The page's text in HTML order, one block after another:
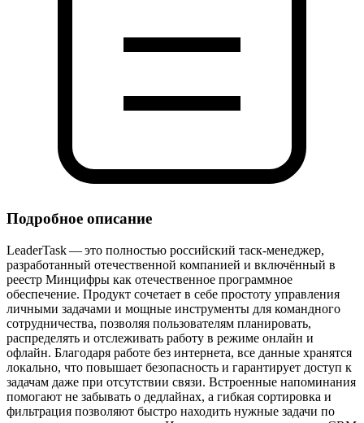
Подробное описание
LeaderTask — это полностью российский таск‑менеджер,
разработанный отечественной компанией и включённый в
реестр Минцифры как отечественное программное
обеспечение. Продукт сочетает в себе простоту управления
личными задачами и мощные инструменты для командного
сотрудничества, позволяя пользователям планировать,
распределять и отслеживать работу в режиме онлайн и
офлайн. Благодаря работе без интернета, все данные хранятся
локально, что повышает безопасность и гарантирует доступ к
задачам даже при отсутствии связи. Встроенные напоминания
помогают не забывать о дедлайнах, а гибкая сортировка и
фильтрация позволяют быстро находить нужные задачи по